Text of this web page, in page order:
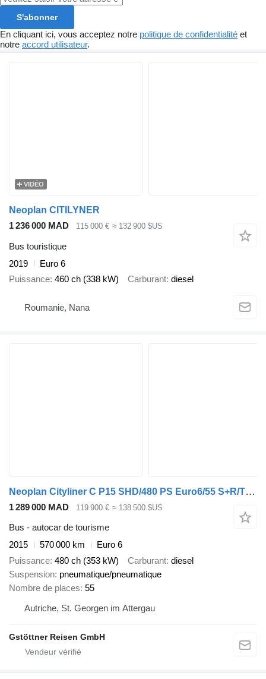
S'abonner
En cliquant ici, vous acceptez notre politique de confidentialité et
notre accord utilisateur.
VIDÉO
Neoplan CITILYNER
1 236 000 MAD
115 000 € ≈ 132 900 $US
Bus touristique
2019
Euro 6
Puissance 460 ch (338 kW) Carburant diesel
Roumanie, Nana
Neoplan Cityliner C P15 SHD/480 PS Euro6/55 S+R/TOP!!!
1 289 000 MAD 119 900 € ≈ 138 500 $US
Bus - autocar de tourisme
2015
570 000 km
Euro 6
Puissance 480 ch (353 kW) Carburant diesel
Suspension pneumatique/pneumatique
Nombre de places 55
Autriche, St. Georgen im Attergau
Gstöttner Reisen GmbH